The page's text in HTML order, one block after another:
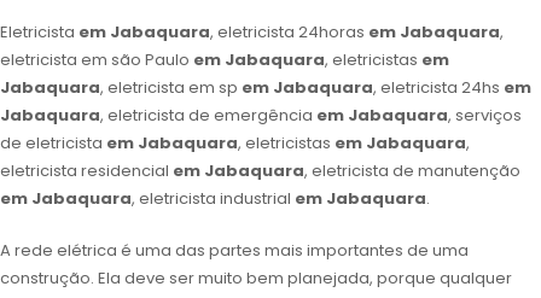
Eletricista em Jabaquara, eletricista 24horas em Jabaquara,
eletricista em são Paulo em Jabaquara, eletricistas em
Jabaquara, eletricista em sp em Jabaquara, eletricista 24hs em
Jabaquara, eletricista de emergência em Jabaquara, serviços
de eletricista em Jabaquara, eletricistas em Jabaquara,
eletricista residencial em Jabaquara, eletricista de manutenção
em Jabaquara, eletricista industrial em Jabaquara.
A rede elétrica é uma das partes mais importantes de uma
construção. Ela deve ser muito bem planejada, porque qualquer